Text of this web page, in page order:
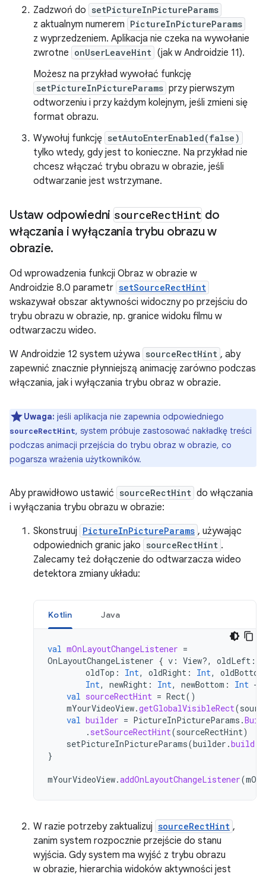
Zadzwoń do setPictureInPictureParams
z aktualnym numerem PictureInPictureParams
z wyprzedzeniem. Aplikacja nie czeka na wywołanie
zwrotne onUserLeaveHint (jak w Androidzie 11).
Możesz na przykład wywołać funkcję
setPictureInPictureParams przy pierwszym
odtworzeniu i przy każdym kolejnym, jeśli zmieni się
format obrazu.
Wywołuj funkcję setAutoEnterEnabled(false)
tylko wtedy, gdy jest to konieczne. Na przykład nie
chcesz włączać trybu obrazu w obrazie, jeśli
odtwarzanie jest wstrzymane.
Ustaw odpowiedni sourceRectHint do
włączania i wyłączania trybu obrazu w
obrazie.
Od wprowadzenia funkcji Obraz w obrazie w
Androidzie 8.0 parametr setSourceRectHint
wskazywał obszar aktywności widoczny po przejściu do
trybu obrazu w obrazie, np. granice widoku filmu w
odtwarzaczu wideo.
W Androidzie 12 system używa sourceRectHint , aby
zapewnić znacznie płynniejszą animację zarówno podczas
włączania, jak i wyłączania trybu obraz w obrazie.
Uwaga: jeśli aplikacja nie zapewnia odpowiedniego
sourceRectHint, system próbuje zastosować nakładkę treści
podczas animacji przejścia do trybu obraz w obrazie, co
pogarsza wrażenia użytkowników.
Aby prawidłowo ustawić sourceRectHint do włączania
i wyłączania trybu obrazu w obrazie:
Skonstruuj PictureInPictureParams , używając
odpowiednich granic jako sourceRectHint .
Zalecamy też dołączenie do odtwarzacza wideo
detektora zmiany układu:
Kotlin Java
val mOnLayoutChangeListener =
OnLayoutChangeListener { v : View?, oldLeft :
oldTop : Int, oldRight : Int, oldBottom
Int, newRight : Int, newBottom : Int ->
val sourceRectHint = Rect()
mYourVideoView.getGlobalVisibleRect(
val builder = PictureInPictureParams .
. setSourceRectHint(sourceRectHint)
setPictureInPictureParams(builder .build
}
mYourVideoView.addOnLayoutChangeListener(
W razie potrzeby zaktualizuj sourceRectHint ,
zanim system rozpocznie przejście do stanu
wyjścia. Gdy system ma wyjść z trybu obrazu
w obrazie, hierarchia widoków aktywności jest